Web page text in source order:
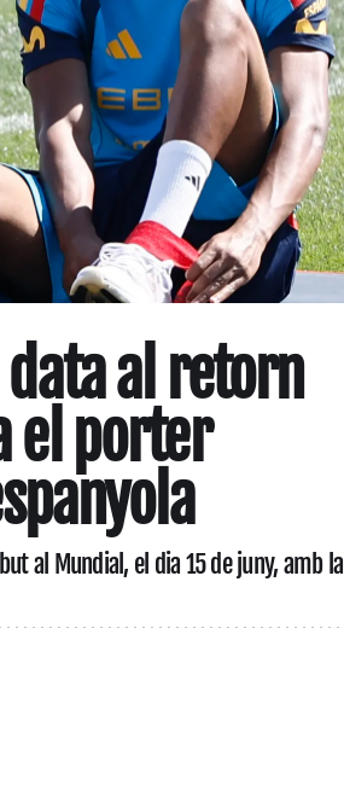
data al retorn
el porter
al Mundial, el dia 15 de juny, amb la